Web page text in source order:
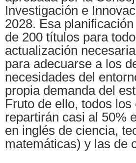
Investigación e
2028. Esa
de 200 títulos para
actualización
para adecuarse a los
necesidades del
propia demanda del
Fruto de ello, todos
repartirán casi al 50%
en inglés de ciencia,
matemáticas) y las de